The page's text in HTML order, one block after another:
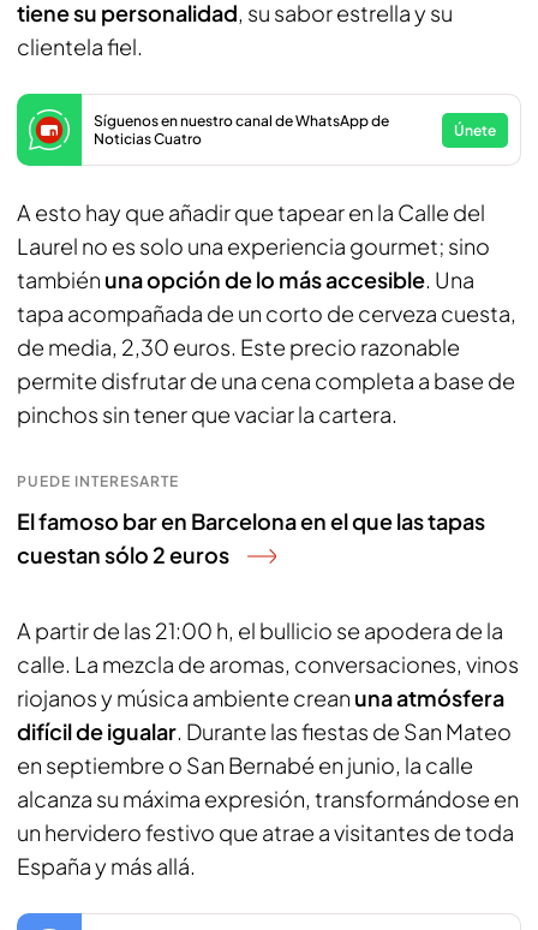
tiene su personalidad, su sabor estrella y su
clientela fiel.
Síguenos en nuestro canal de WhatsApp de
Noticias Cuatro
Únete
A esto hay que añadir que tapear en la Calle del
Laurel no es solo una experiencia gourmet; sino
también una opción de lo más accesible. Una
tapa acompañada de un corto de cerveza cuesta,
de media, 2,30 euros. Este precio razonable
permite disfrutar de una cena completa a base de
pinchos sin tener que vaciar la cartera.
PUEDE INTERESARTE
El famoso bar en Barcelona en el que las tapas
cuestan sólo 2 euros
A partir de las 21:00 h, el bullicio se apodera de la
calle. La mezcla de aromas, conversaciones, vinos
riojanos y música ambiente crean una atmósfera
difícil de igualar. Durante las fiestas de San Mateo
en septiembre o San Bernabé en junio, la calle
alcanza su máxima expresión, transformándose en
un hervidero festivo que atrae a visitantes de toda
España y más allá.